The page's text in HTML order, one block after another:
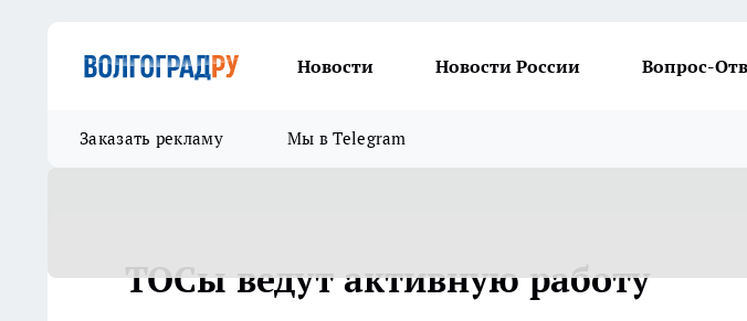
Новости Новости России Вопрос-
Заказать рекламу Мы в Telegram
ТОСы ведут активную работу